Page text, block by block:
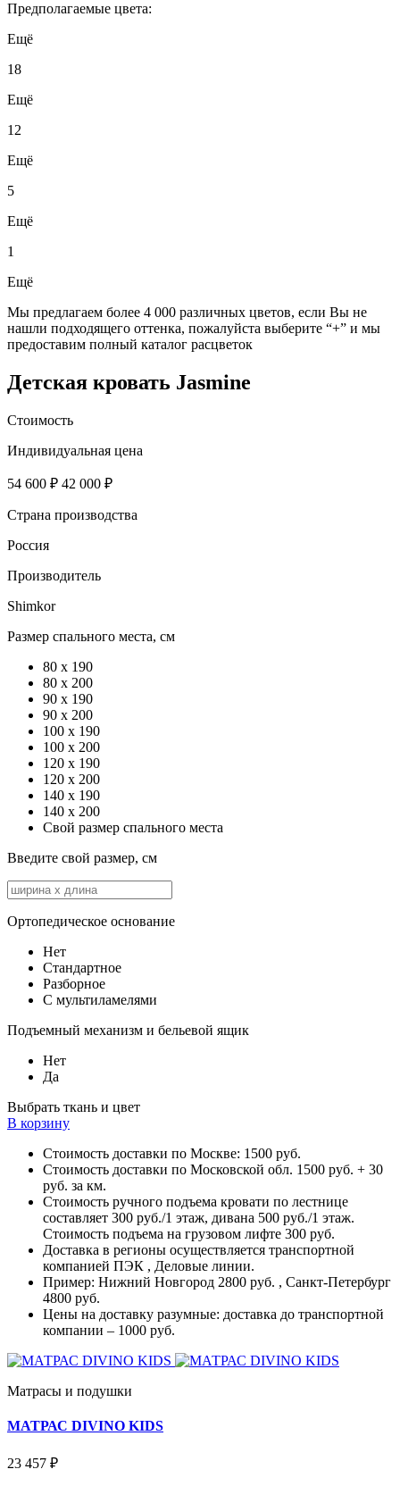
Предполагаемые цвета:
Ещё
18
Ещё
12
Ещё
5
Ещё
1
Ещё
Мы предлагаем более 4 000 различных цветов, если Вы не
нашли подходящего оттенка, пожалуйста выберите “+” и мы
предоставим полный каталог расцветок
Детская кровать Jasmine
Стоимость
Индивидуальная цена
54 600 ₽ 42 000 ₽
Страна производства
Россия
Производитель
Shimkor
Размер спального места, см
80 x 190
80 x 200
90 x 190
90 x 200
100 x 190
100 x 200
120 х 190
120 x 200
140 x 190
140 x 200
Свой размер спального места
Введите свой размер, см
Ортопедическое основание
Нет
Стандартное
Разборное
С мультиламелями
Подъемный механизм и бельевой ящик
Нет
Да
Выбрать ткань и цвет
В корзину
Стоимость доставки по Москве: 1500 руб.
Стоимость доставки по Московской обл. 1500 руб. + 30
руб. за км.
Стоимость ручного подъема кровати по лестнице
составляет 300 руб./1 этаж, дивана 500 руб./1 этаж.
Стоимость подъема на грузовом лифте 300 руб.
Доставка в регионы осуществляется транспортной
компанией ПЭК , Деловые линии.
Пример: Нижний Новгород 2800 руб. , Санкт-Петербург
4800 руб.
Цены на доставку разумные: доставка до транспортной
компании – 1000 руб.
Матрасы и подушки
МАТРАС DIVINO KIDS
23 457 ₽